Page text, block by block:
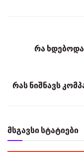
რა
რას ნიშნავს
მსგავსი სტატიები